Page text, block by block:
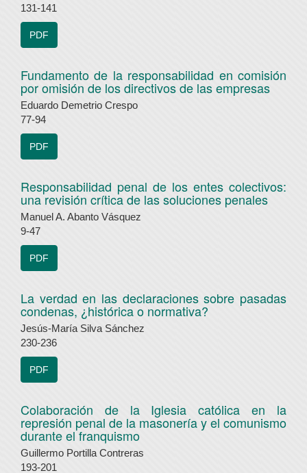
131-141
PDF
Fundamento de la responsabilidad en comisión
por omisión de los directivos de las empresas
Eduardo Demetrio Crespo
77-94
PDF
Responsabilidad penal de los entes colectivos:
una revisión crítica de las soluciones penales
Manuel A. Abanto Vásquez
9-47
PDF
La verdad en las declaraciones sobre pasadas
condenas, ¿histórica o normativa?
Jesús-María Silva Sánchez
230-236
PDF
Colaboración de la Iglesia católica en la
represión penal de la masonería y el comunismo
durante el franquismo
Guillermo Portilla Contreras
193-201